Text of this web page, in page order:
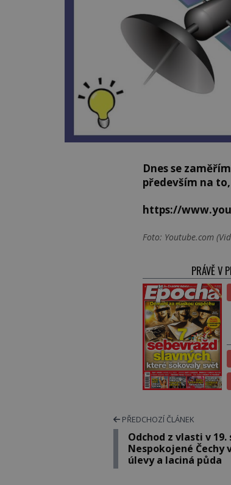
Dnes se
především na
https://
Foto: Youtube.com
PRÁVĚ V
PŘEDCHOZÍ ČLÁNEK
Odchod z vlasti v
Nespokojené Čechy
úlevy a laciná půda